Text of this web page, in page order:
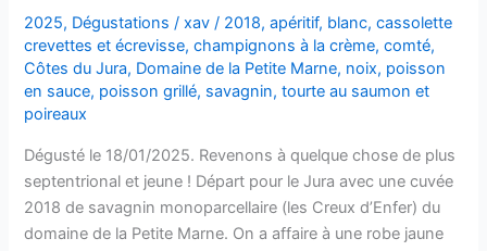
2025, Dégustations /xav/ 2018,apéritif, blanc,cassolette
crevettes et écrevisse,champignons à la crème,comté,
Côtes du Jura, Domaine de la Petite Marne, noix, poisson
en sauce, poisson grillé, savagnin,tourte au saumon et
poireaux
Dégusté le 18/01/2025. Revenons à quelque chose de plus
septentrional et jeune ! Départ pour le Jura avec une cuvée
2018 de savagnin monoparcellaire (les Creux d’Enfer) du
domaine de la Petite Marne. On a affaire à une robe jaune